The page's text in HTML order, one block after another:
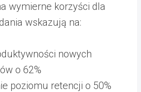
wymierne korzyści dla
wskazują na:
nowych
o 62%
poziomu retencji o 50%